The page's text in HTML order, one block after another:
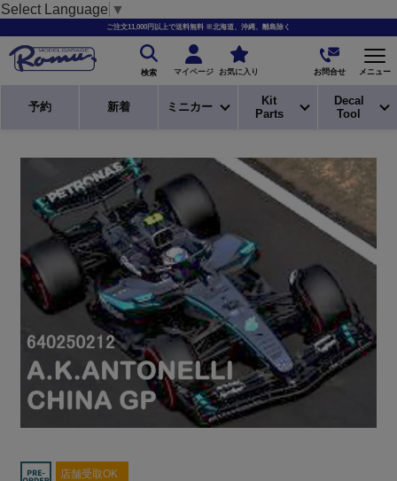
Select Language ▼
ご注文11,000円以上で送料無料 ※北海道、沖縄、離島除く
検索 マイページ お気に入り お問合せ メニュー
予約 新着 ミニカー
Kit
Parts
Decal
Tool
店舗受取OK